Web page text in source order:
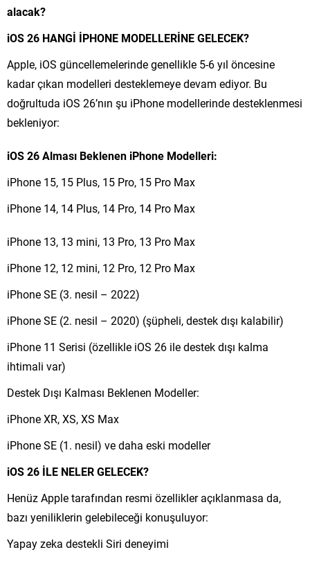
alacak?
iOS 26 HANGİ İPHONE MODELLERİNE GELECEK?
Apple, iOS güncellemelerinde genellikle 5-6 yıl öncesine
kadar çıkan modelleri desteklemeye devam ediyor. Bu
doğrultuda iOS 26’nın şu iPhone modellerinde desteklenmesi
bekleniyor:
iOS 26 Alması Beklenen iPhone Modelleri:
iPhone 15, 15 Plus, 15 Pro, 15 Pro Max
iPhone 14, 14 Plus, 14 Pro, 14 Pro Max
iPhone 13, 13 mini, 13 Pro, 13 Pro Max
iPhone 12, 12 mini, 12 Pro, 12 Pro Max
iPhone SE (3. nesil – 2022)
iPhone SE (2. nesil – 2020) (şüpheli, destek dışı kalabilir)
iPhone 11 Serisi (özellikle iOS 26 ile destek dışı kalma
ihtimali var)
Destek Dışı Kalması Beklenen Modeller:
iPhone XR, XS, XS Max
iPhone SE (1. nesil) ve daha eski modeller
iOS 26 İLE NELER GELECEK?
Henüz Apple tarafından resmi özellikler açıklanmasa da,
bazı yeniliklerin gelebileceği konuşuluyor:
Yapay zeka destekli Siri deneyimi